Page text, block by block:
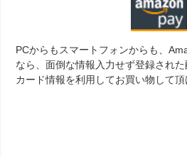
PCからもスマートフォンからも、
なら、面倒な情報入力せず登録され
カード情報を利用してお買い物して頂